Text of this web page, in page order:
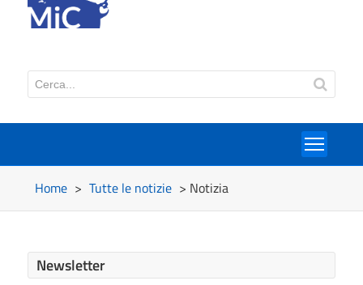
Home > Tutte le notizie > Notizia
Newsletter